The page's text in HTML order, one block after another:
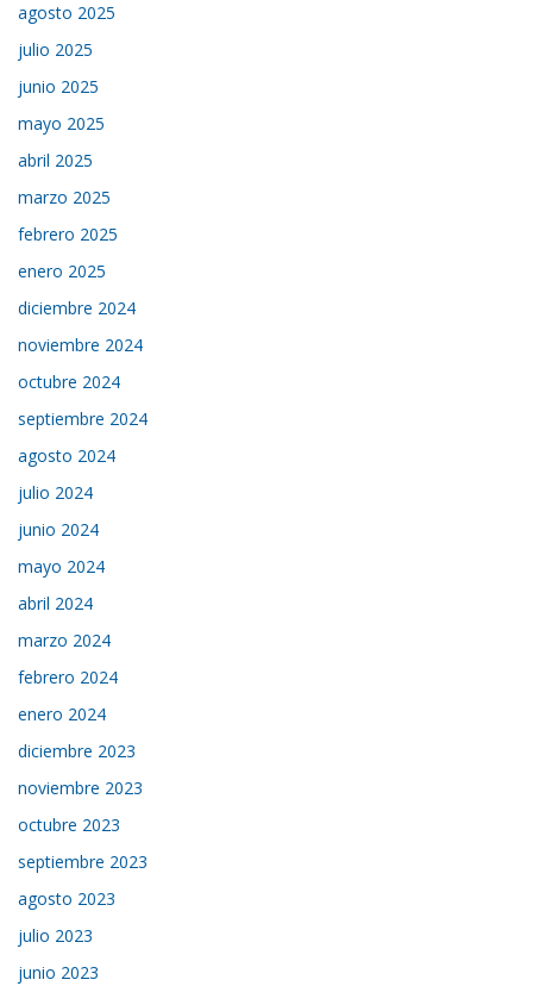
agosto 2025
julio 2025
junio 2025
mayo 2025
abril 2025
marzo 2025
febrero 2025
enero 2025
diciembre 2024
noviembre 2024
octubre 2024
septiembre 2024
agosto 2024
julio 2024
junio 2024
mayo 2024
abril 2024
marzo 2024
febrero 2024
enero 2024
diciembre 2023
noviembre 2023
octubre 2023
septiembre 2023
agosto 2023
julio 2023
junio 2023